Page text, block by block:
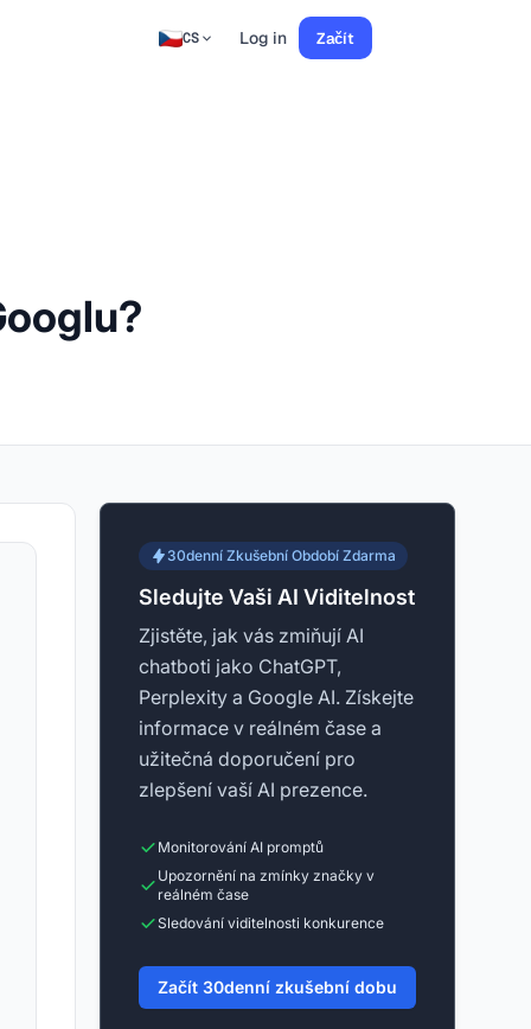
CS Log in Začít
30denní Zkušební Období Zdarma
Sledujte Vaši AI Viditelnost
Zjistěte, jak vás zmiňují AI
chatboti jako ChatGPT,
Perplexity a Google AI. Získejte
informace v reálném čase a
užitečná doporučení pro
zlepšení vaší AI prezence.
Monitorování AI promptů
Upozornění na zmínky značky v
reálném čase
Sledování viditelnosti konkurence
Začít 30denní zkušební dobu